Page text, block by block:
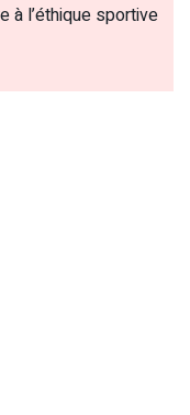
à l’éthique sportive